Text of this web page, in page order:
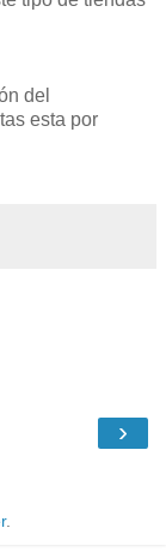
del
esta por
›
.